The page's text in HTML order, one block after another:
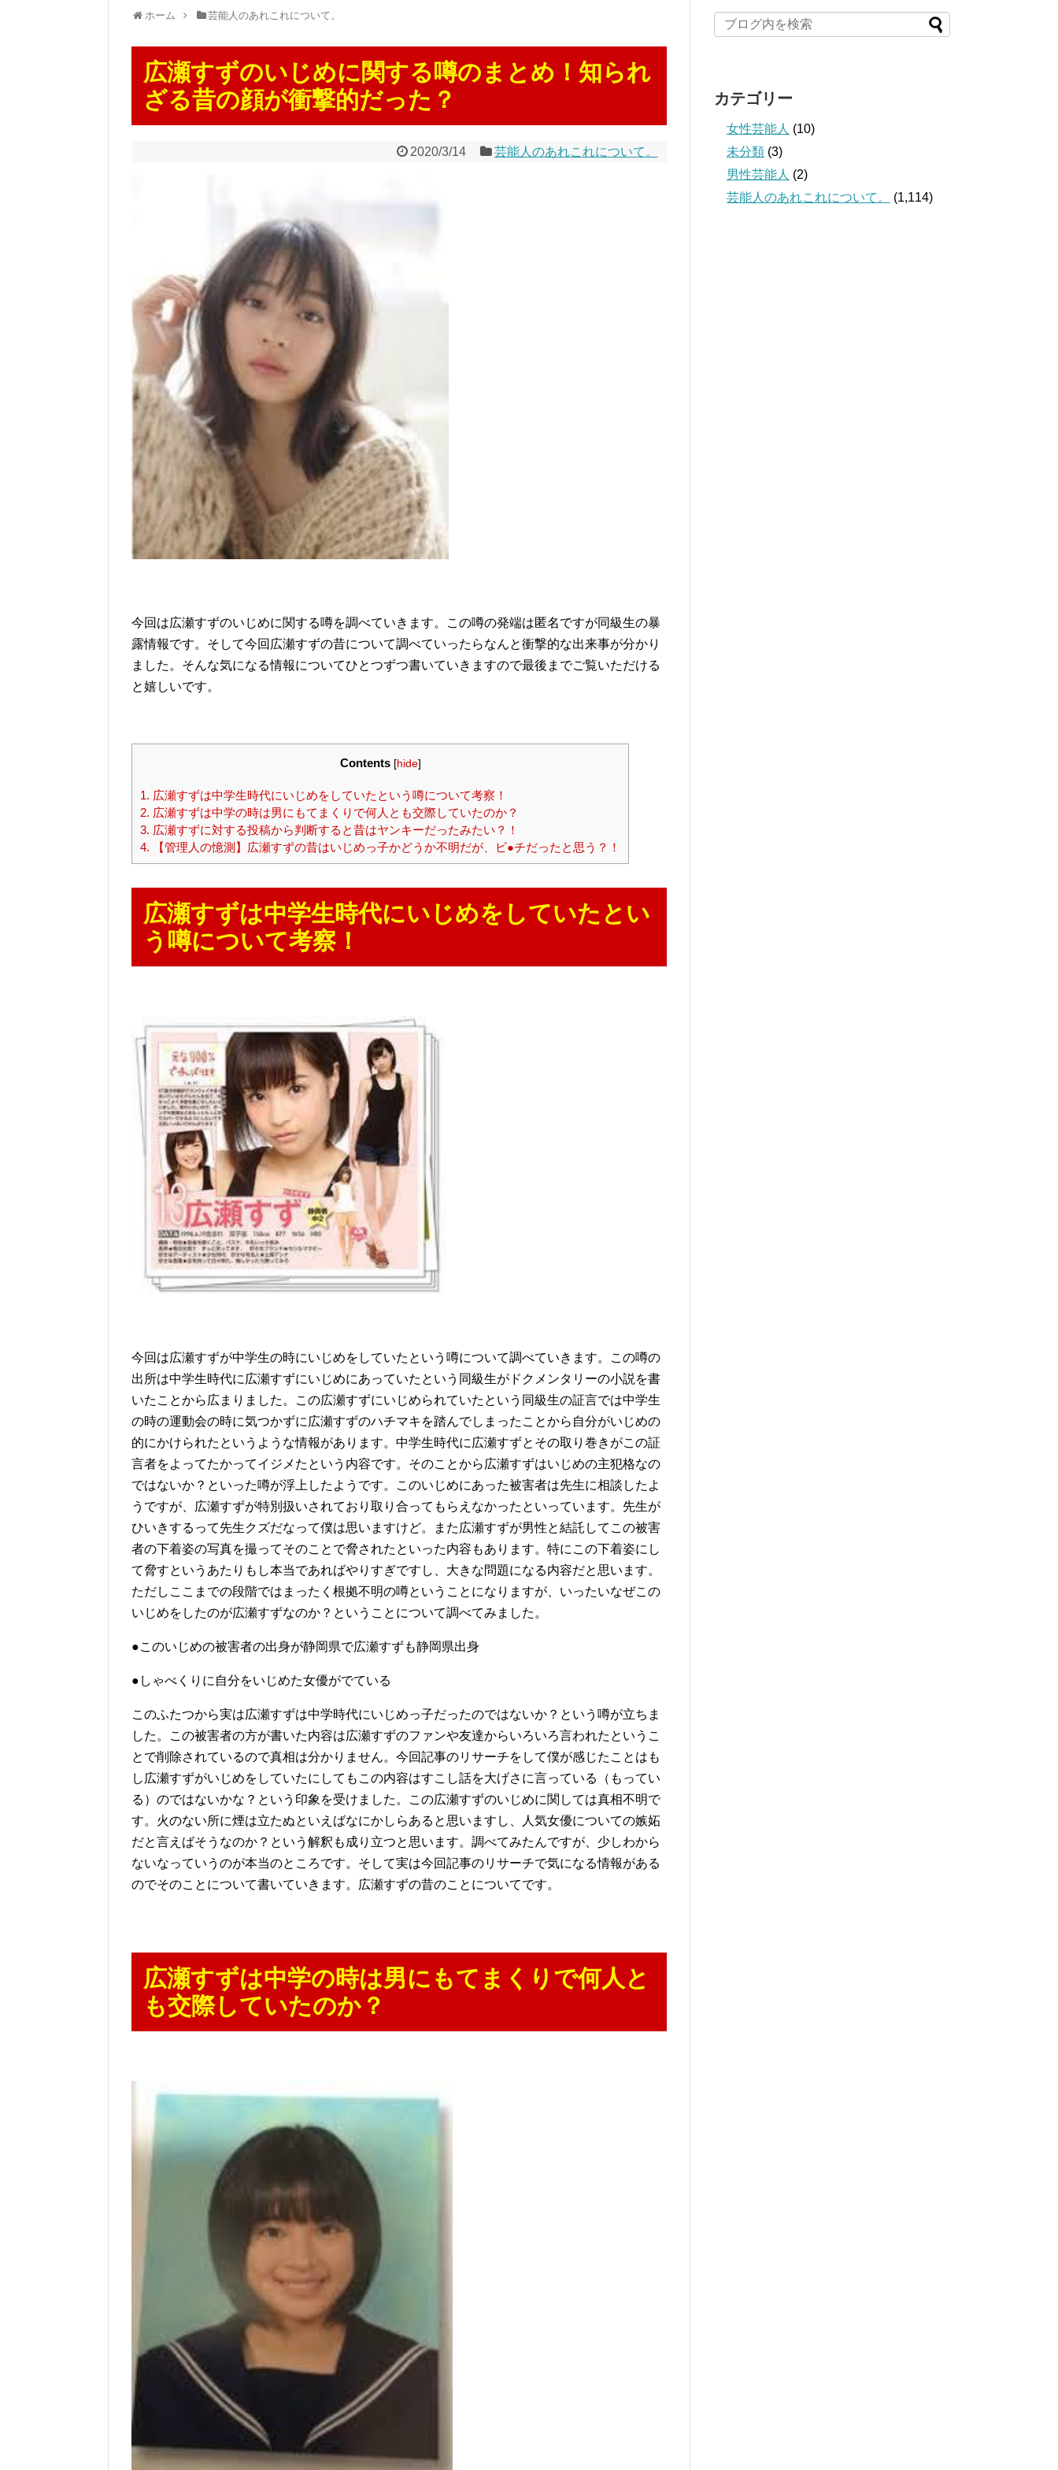
ホーム 芸能人のあれこれについて。
広瀬すずのいじめに関する噂のまとめ！知られ
ざる昔の顔が衝撃的だった？
2020/3/14 芸能人のあれこれについて。
今回は広瀬すずのいじめに関する噂を調べていきます。この噂の発端は匿名ですが同級生の暴
露情報です。そして今回広瀬すずの昔について調べていったらなんと衝撃的な出来事が分かり
ました。そんな気になる情報についてひとつずつ書いていきますので最後までご覧いただける
と嬉しいです。
Contents [hide]
1. 広瀬すずは中学生時代にいじめをしていたという噂について考察！
2. 広瀬すずは中学の時は男にもてまくりで何人とも交際していたのか？
3. 広瀬すずに対する投稿から判断すると昔はヤンキーだったみたい？！
4. 【管理人の憶測】広瀬すずの昔はいじめっ子かどうか不明だが、ビ●チだったと思う？！
広瀬すずは中学生時代にいじめをしていたとい
う噂について考察！
今回は広瀬すずが中学生の時にいじめをしていたという噂について調べていきます。この噂の
出所は中学生時代に広瀬すずにいじめにあっていたという同級生がドクメンタリーの小説を書
いたことから広まりました。この広瀬すずにいじめられていたという同級生の証言では中学生
の時の運動会の時に気つかずに広瀬すずのハチマキを踏んでしまったことから自分がいじめの
的にかけられたというような情報があります。中学生時代に広瀬すずとその取り巻きがこの証
言者をよってたかってイジメたという内容です。そのことから広瀬すずはいじめの主犯格なの
ではないか？といった噂が浮上したようです。このいじめにあった被害者は先生に相談したよ
うですが、広瀬すずが特別扱いされており取り合ってもらえなかったといっています。先生が
ひいきするって先生クズだなって僕は思いますけど。また広瀬すずが男性と結託してこの被害
者の下着姿の写真を撮ってそのことで脅されたといった内容もあります。特にこの下着姿にし
て脅すというあたりもし本当であればやりすぎですし、大きな問題になる内容だと思います。
ただしここまでの段階ではまったく根拠不明の噂ということになりますが、いったいなぜこの
いじめをしたのが広瀬すずなのか？ということについて調べてみました。
●このいじめの被害者の出身が静岡県で広瀬すずも静岡県出身
●しゃべくりに自分をいじめた女優がでている
このふたつから実は広瀬すずは中学時代にいじめっ子だったのではないか？という噂が立ちま
した。この被害者の方が書いた内容は広瀬すずのファンや友達からいろいろ言われたというこ
とで削除されているので真相は分かりません。今回記事のリサーチをして僕が感じたことはも
し広瀬すずがいじめをしていたにしてもこの内容はすこし話を大げさに言っている（もってい
る）のではないかな？という印象を受けました。この広瀬すずのいじめに関しては真相不明で
す。火のない所に煙は立たぬといえばなにかしらあると思いますし、人気女優についての嫉妬
だと言えばそうなのか？という解釈も成り立つと思います。調べてみたんですが、少しわから
ないなっていうのが本当のところです。そして実は今回記事のリサーチで気になる情報がある
のでそのことについて書いていきます。広瀬すずの昔のことについてです。
広瀬すずは中学の時は男にもてまくりで何人と
も交際していたのか？
カテゴリー
女性芸能人 (10)
未分類 (3)
男性芸能人 (2)
芸能人のあれこれについて。
(1,114)